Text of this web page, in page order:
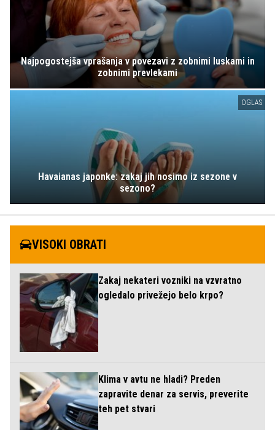
Najpogostejša vprašanja v povezavi z zobnimi luskami in
zobnimi prevlekami
OGLAS
Havaianas japonke: zakaj jih nosimo iz sezone v
sezono?
VISOKI OBRATI
Zakaj nekateri vozniki na vzvratno
ogledalo privežejo belo krpo?
Klima v avtu ne hladi? Preden
zapravite denar za servis, preverite
teh pet stvari